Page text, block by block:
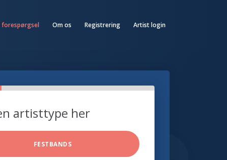
forespørgsel Om os Registrering Artist login
artisttype her
FESTBANDS